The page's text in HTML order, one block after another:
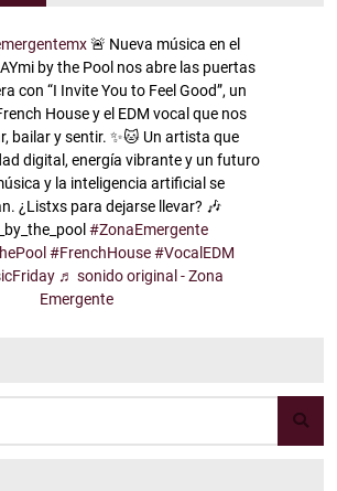
🚨 Nueva música en el
by the Pool nos abre las puertas
con “I Invite You to Feel Good”, un
House y el EDM vocal que nos
bailar y sentir. ✨🐱 Un artista que
digital, energía vibrante y un futuro
y la inteligencia artificial se
¿Listxs para dejarse llevar? 🎶
#ZonaEmergente
#FrenchHouse #VocalEDM
♬ sonido original - Zona
Emergente